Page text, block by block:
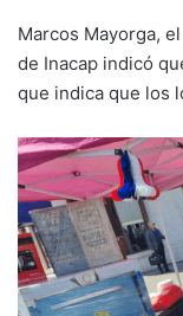
Marcos Mayorga,
de Inacap indicó
que indica que los